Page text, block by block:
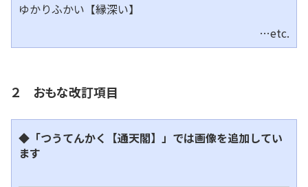
ゆかりふかい【縁深い】
…etc.
２ おもな改訂項目
◆「つうてんかく【通天閣】」では画像を追加してい
ます